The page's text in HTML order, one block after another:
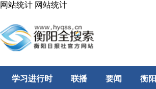
网站统计 网站统计
学习进行时 联播 要闻 衡阳